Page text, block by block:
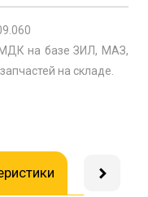
на базе ЗИЛ, МАЗ,
на складе.